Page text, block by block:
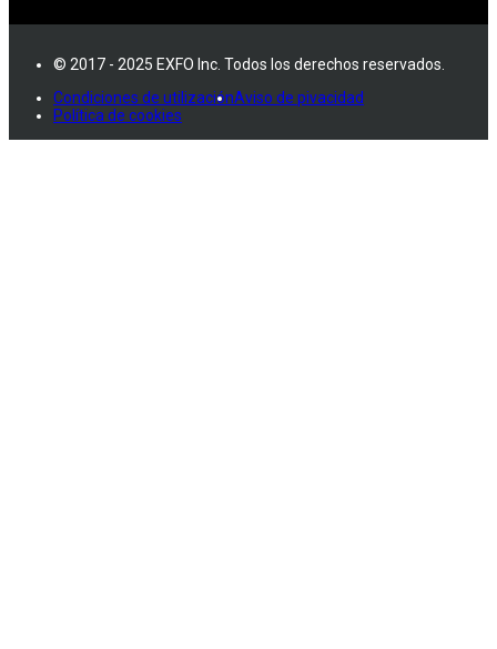
© 2017 - 2025 EXFO Inc. Todos los derechos reservados.
Condiciones de utilizaciónAviso de pivacidad
Política de cookies